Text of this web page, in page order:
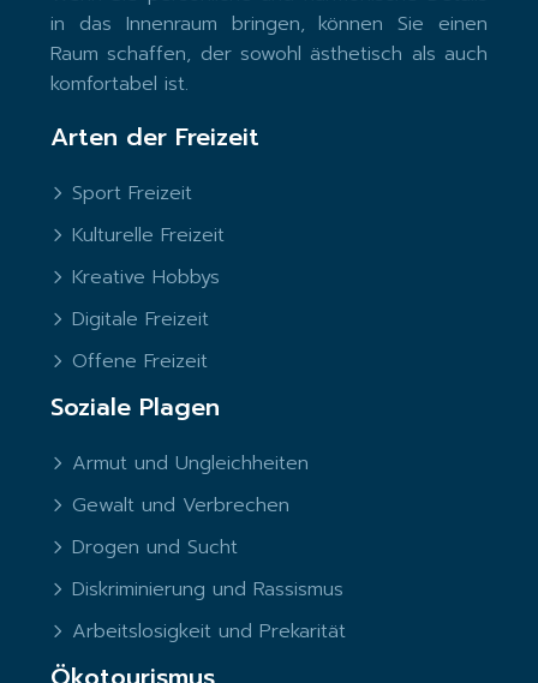
in das Innenraum bringen, können Sie einen
Raum schaffen, der sowohl ästhetisch als auch
komfortabel ist.
Arten der Freizeit
Sport Freizeit
Kulturelle Freizeit
Kreative Hobbys
Digitale Freizeit
Offene Freizeit
Soziale Plagen
Armut und Ungleichheiten
Gewalt und Verbrechen
Drogen und Sucht
Diskriminierung und Rassismus
Arbeitslosigkeit und Prekarität